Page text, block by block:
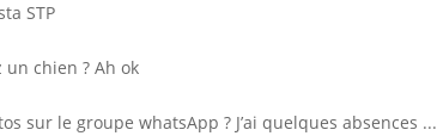
STP
un chien ? Ah ok
sur le groupe whatsApp ? J’ai quelques absences ...